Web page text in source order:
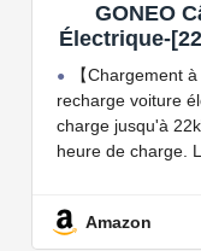
GONEO
Électrique-
Type 2 à
Sac de
3/S/X/Y, e-
【Chargement
recharge voiture
charge jusqu'à
heure de charge.
【Conception
Amazon